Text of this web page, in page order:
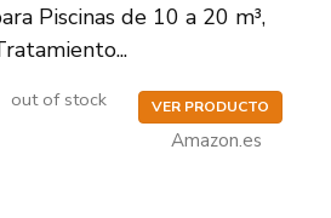
Piscinas de 10 a 20 m³,
out of stock VER PRODUCTO
Amazon.es